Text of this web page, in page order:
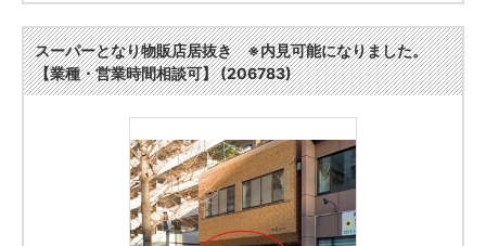
スーパーとなり物販店居抜き ※内見可能になりました。
【業種・営業時間相談可】 (206783)